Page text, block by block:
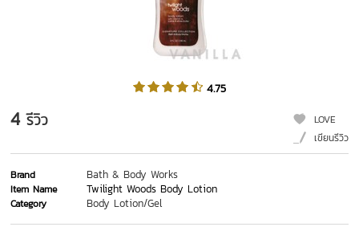
4.75
4 รีวิว
LOVE
เขียนรีวิว
Brand Bath & Body Works
Item Name Twilight Woods Body Lotion
Category Body Lotion/Gel